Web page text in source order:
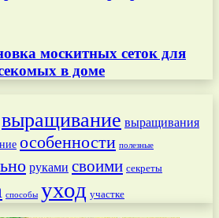
москитных сеток для
в доме
выращивание выращивания
особенности полезные
руками своими секреты
способы уход участке